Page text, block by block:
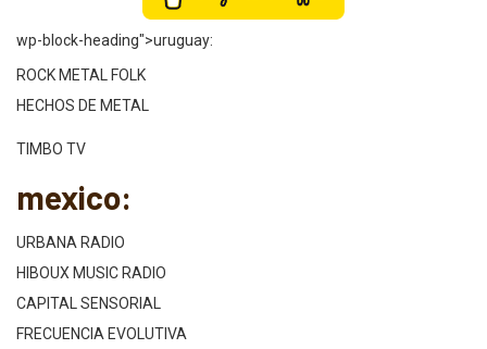
wp-block-heading">uruguay:
ROCK METAL FOLK
HECHOS DE METAL
TIMBO TV
mexico:
URBANA RADIO
HIBOUX MUSIC RADIO
CAPITAL SENSORIAL
FRECUENCIA EVOLUTIVA